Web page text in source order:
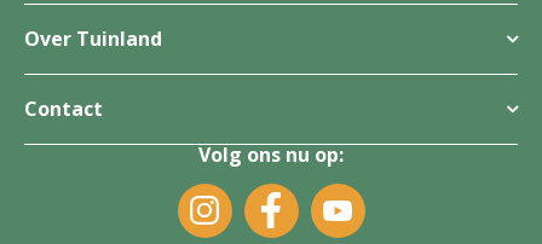
Over Tuinland
Contact
Volg ons nu op: